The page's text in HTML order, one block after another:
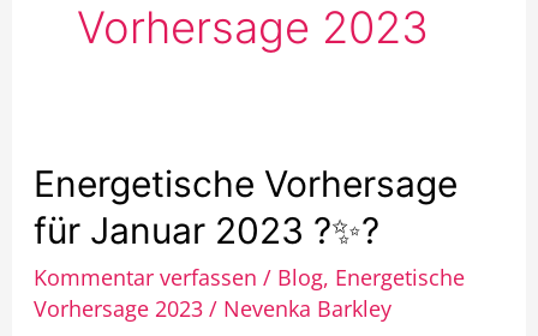
Vorhersage 2023
Energetische Vorhersage
für Januar 2023 ?✨?
Kommentar verfassen / Blog, Energetische
Vorhersage 2023/ Nevenka Barkley
Energetische
Vorhersage
für
Januar
2023